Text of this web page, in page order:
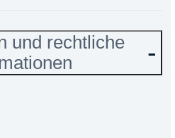
und rechtliche